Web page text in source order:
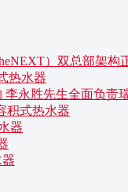
）双总部架构
热水器
永胜先生全面负责
积式热水器
器